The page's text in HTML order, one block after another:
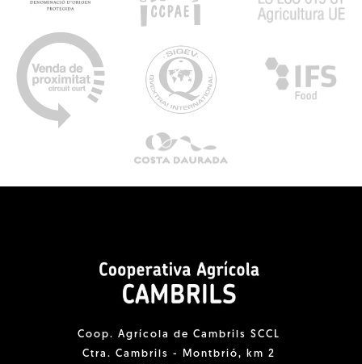
Coop. Agrícola de Cambrils SCCL
Ctra. Cambrils - Montbrió, km 2